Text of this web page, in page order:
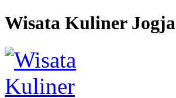
Wisata Kuliner Jogja